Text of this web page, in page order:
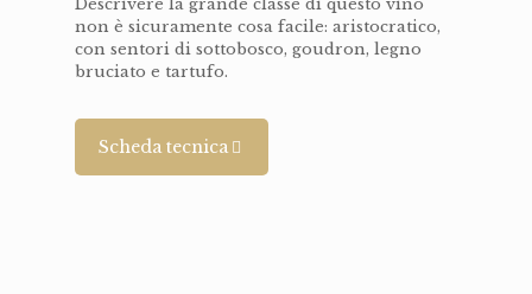
Descrivere la grande classe di questo vino
non è sicuramente cosa facile: aristocratico,
con sentori di sottobosco, goudron, legno
bruciato e tartufo.
Scheda tecnica